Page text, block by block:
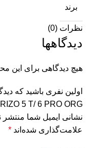
برند
نظرات (0)
دیدگاهها
هیچ دیدگاهی برای این
اولین نفری باشید که
5 T/ 6 PRO ORG”
نشانی ایمیل شما منتشر
علامت‌گذاری شده‌اند *